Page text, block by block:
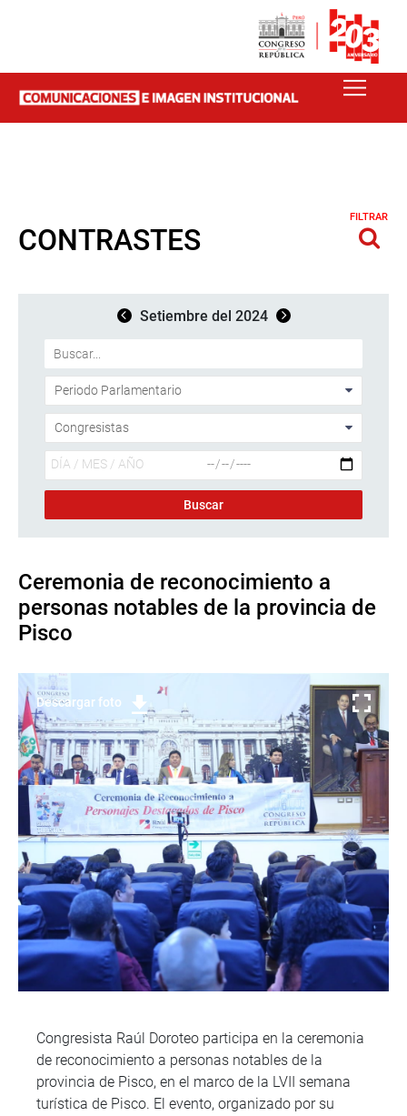
CONTRASTES
FILTRAR
Setiembre del 2024
Ceremonia de reconocimiento a
personas notables de la provincia de
Pisco
Descargar foto
Congresista Raúl Doroteo participa en la ceremonia
de reconocimiento a personas notables de la
provincia de Pisco, en el marco de la LVII semana
turística de Pisco. El evento, organizado por su